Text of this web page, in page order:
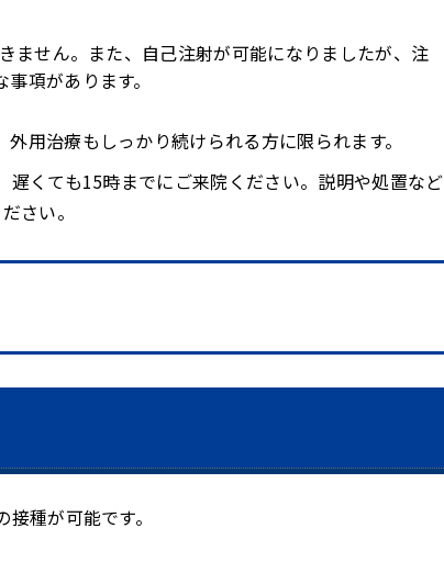
ません。また、自己注射が可能になりましたが、注
項があります。
用治療もしっかり続けられる方に限られます。
くても15時までにご来院ください。説明や処置など
さい。
種が可能です。